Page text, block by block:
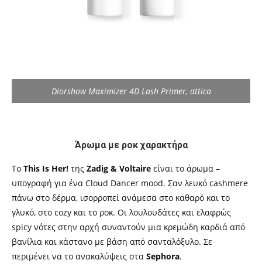
Diorshow Maximizer 4D Lash Primer, attica
Άρωμα με ροκ χαρακτήρα
Το This Is Her! της Zadig & Voltaire είναι το άρωμα –
υπογραφή για ένα Cloud Dancer mood. Σαν λευκό cashmere
πάνω στο δέρμα, ισορροπεί ανάμεσα στο καθαρό και το
γλυκό, στο cozy και το ροκ. Οι λουλουδάτες και ελαφρώς
spicy νότες στην αρχή συναντούν μια κρεμώδη καρδιά από
βανίλια και κάστανο με βάση από σανταλόξυλο. Σε
περιμένει να το ανακαλύψεις στα Sephora.